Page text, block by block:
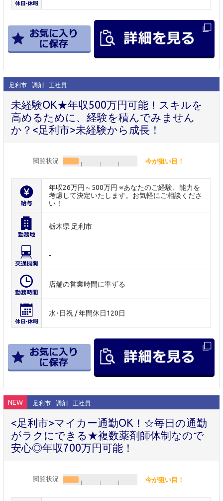
足利市 調剤 正社員
未経験OK★年収500万円可能！スキルを
高めるために、経験を積んでみません
か？<足利市>未経験から成長！
閲覧状況 今が狙い目！
年収26万円～500万円 ※あなたのご経験、能力を
考慮して決定いたします。お気軽にご相談くださ
い！
栃木県 足利市
-
店舗の営業時間に準ずる
水･日祝 / 年間休日120日
NEW 足利市 調剤 正社員
<足利市>マイカー通勤OK！☆毎日の通勤
がラクにできる★複数薬剤師体制なので
安心◎年収700万円可能！
閲覧状況 今が狙い目！